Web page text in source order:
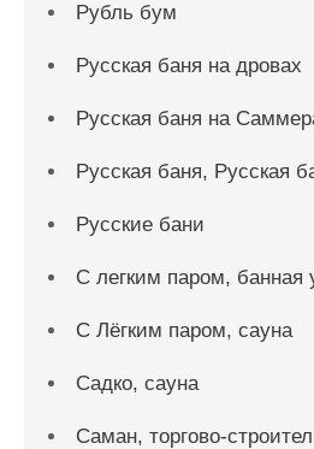
Рубль бум
Русская баня на дровах
Русская баня на
Русская баня, Русская
Русские бани
С легким паром, банная
С Лёгким паром, сауна
Садко, сауна
Саман, торгово-